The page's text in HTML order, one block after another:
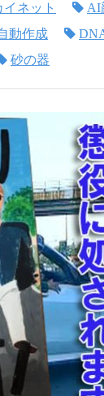
イネット AI
動作成
砂の器